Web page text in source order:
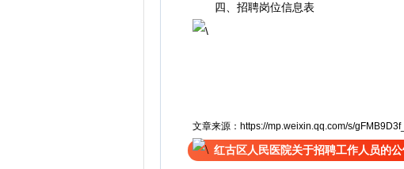
四、招聘岗位信息表
文章来源：https://mp.weixin.qq.com/s/
红古区人民医院关于招聘工作人员的